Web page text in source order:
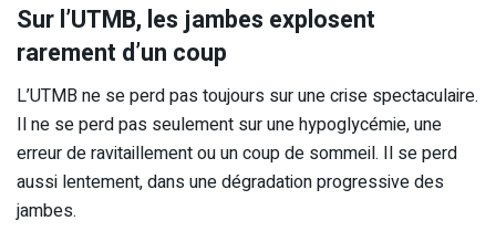
Sur l’UTMB, les jambes explosent
rarement d’un coup
L’UTMB ne se perd pas toujours sur une crise spectaculaire.
Il ne se perd pas seulement sur une hypoglycémie, une
erreur de ravitaillement ou un coup de sommeil. Il se perd
aussi lentement, dans une dégradation progressive des
jambes.